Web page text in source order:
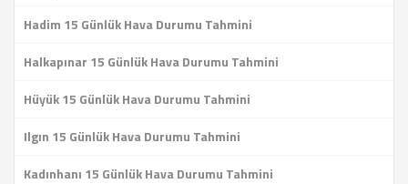
Hadim 15 Günlük Hava Durumu Tahmini
Halkapınar 15 Günlük Hava Durumu Tahmini
Hüyük 15 Günlük Hava Durumu Tahmini
Ilgın 15 Günlük Hava Durumu Tahmini
Kadınhanı 15 Günlük Hava Durumu Tahmini